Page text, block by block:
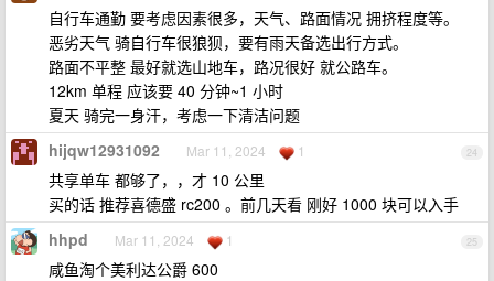
自行车通勤 要考虑因素很多，天气、路面情况 拥挤程度等。
恶劣天气 骑自行车很狼狈，要有雨天备选出行方式。
路面不平整 最好就选山地车，路况很好 就公路车。
12km 单程 应该要 40 分钟~1 小时
夏天 骑完一身汗，考虑一下清洁问题
24
hijqw12931092 Mar 11, 2024 1
共享单车 都够了，，才 10 公里
买的话 推荐喜德盛 rc200 。前几天看 刚好 1000 块可以入手
25
hhpd Mar 11, 2024 1
咸鱼淘个美利达公爵 600